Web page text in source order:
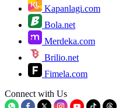
Kapanlagi.com
Bola.net
Merdeka.com
Brilio.net
Fimela.com
Connect with Us